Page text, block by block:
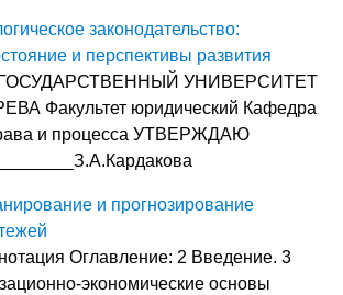
законодательство:
и перспективы развития
УНИВЕРСИТЕТ
Факультет юридический Кафедра
и процесса УТВЕРЖДАЮ
и прогнозирование
Оглавление: 2 Введение. 3
экономические основы